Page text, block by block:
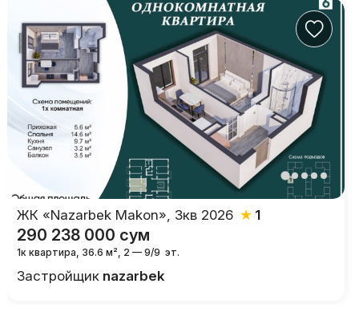
ЖК «Nazarbek Makon» 3кв 2026 ★ 1
290 238 000 сум
1к квартира, 36.6 м², 2 — 9/9 эт.
Застройщик nazarbek